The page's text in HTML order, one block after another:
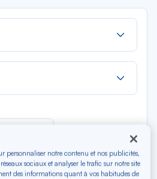
Vider
personnaliser notre contenu et nos publicités,
sociaux et analyser le trafic sur notre site
des informations quant à vos habitudes de